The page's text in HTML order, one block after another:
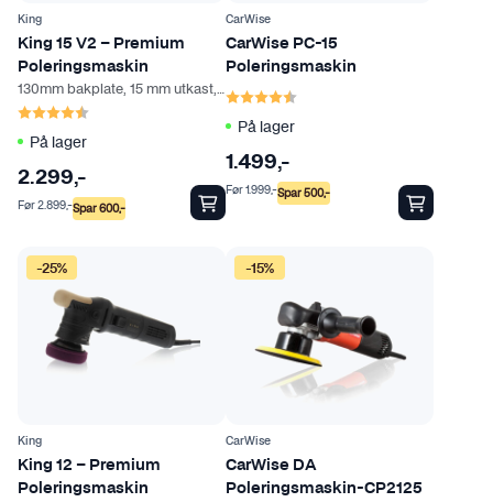
King
King 15 V2 – Premium
Poleringsmaskin
130mm bakplate, 15 mm utkast, Oscillerende maskin
Karakter:
På lager
2.299,-
Spar600,-
Før2.899,-
CarWise
CarWise PC-15
Poleringsmaskin
Karakter:
På lager
1.499,-
Spar500,-
Før1.999,-
-25%
King
King 12 – Premium
Poleringsmaskin
-15%
CarWise
CarWise DA
Poleringsmaskin-CP2125